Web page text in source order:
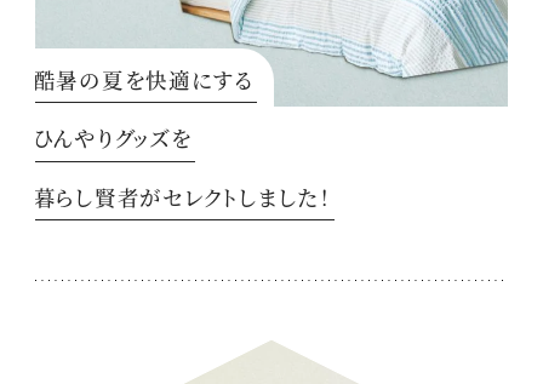
酷暑の夏を快適にする
ひんやりグッズを
暮らし賢者がセレクトしました！